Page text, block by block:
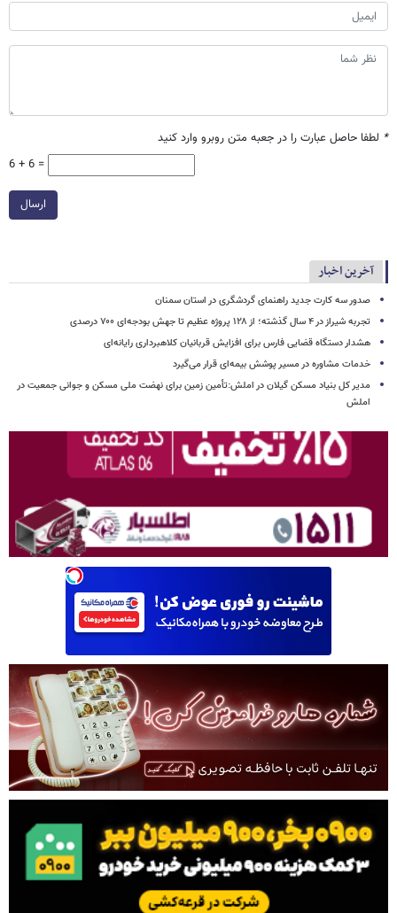
* لطفا حاصل عبارت را در جعبه متن روبرو وارد کنید
6 + 6 =
ارسال
آخرین اخبار
صدور سه کارت جدید راهنمای گردشگری در استان سمنان
تجربه شیراز در ۴ سال گذشته؛ از ۱۲۸ پروژه عظیم تا جهش بودجه‌ای ۷۰۰ درصدی
هشدار دستگاه قضایی فارس برای افزایش قربانیان کلاهبرداری رایانه‌ای
خدمات مشاوره در مسیر پوشش بیمه‌ای قرار می‌گیرد
مدیر کل بنیاد مسکن گیلان در املش:تأمین زمین برای نهضت ملی مسکن و جوانی جمعیت در
املش